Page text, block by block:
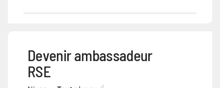
Devenir ambassadeur
RSE